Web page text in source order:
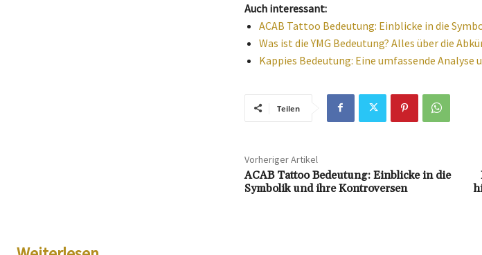
Auch interessant:
ACAB Tattoo Bedeutung: Einblicke in die
Was ist die YMG Bedeutung? Alles über die
Kappies Bedeutung: Eine umfassende
Teilen
Vorheriger Artikel
ACAB Tattoo Bedeutung: Einblicke in die
Symbolik und ihre Kontroversen